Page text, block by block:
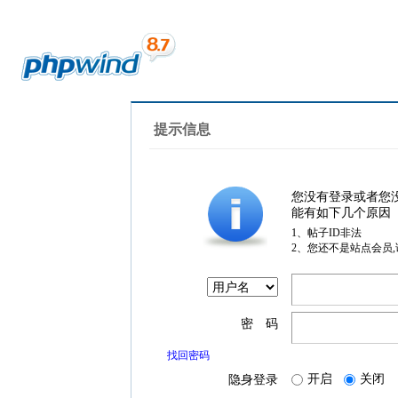
提示信息
您没有登录或者您
能有如下几个原因
1、帖子ID非法
2、您还不是站点会员
密 码
找回密码
隐身登录 开启 关闭